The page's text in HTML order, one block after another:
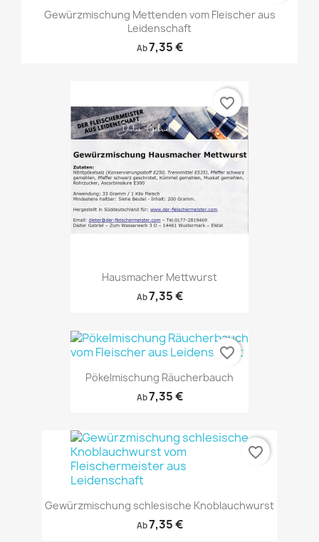
Gewürzmischung Mettenden vom Fleischer aus
Leidenschaft
Ab7,35 €
Hausmacher Mettwurst
Ab7,35 €
favorite_border
Pökelmischung Räucherbauch
Ab7,35 €
favorite_border
Gewürzmischung schlesische Knoblauchwurst
Ab7,35 €
favorite_border